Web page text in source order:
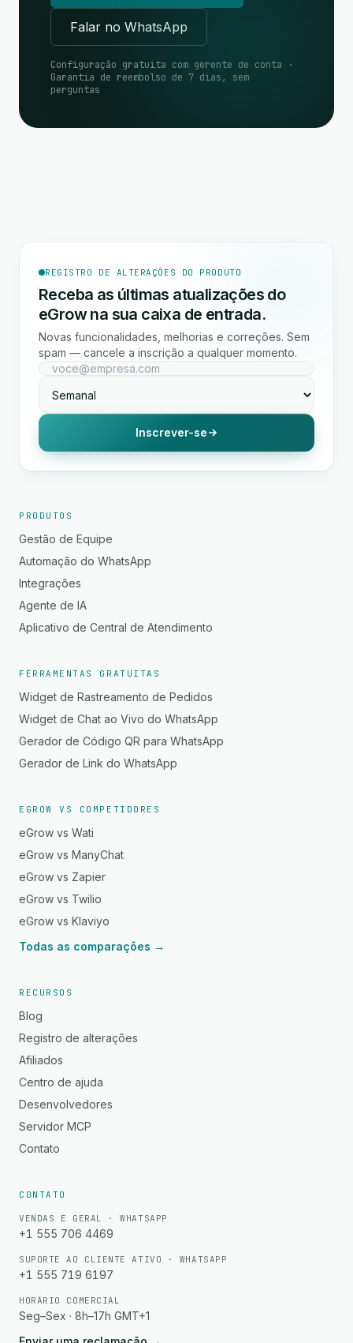
Falar no WhatsApp
Configuração gratuita com gerente de conta ·
Garantia de reembolso de 7 dias, sem
perguntas
REGISTRO DE ALTERAÇÕES DO PRODUTO
Receba as últimas atualizações do
eGrow na sua caixa de entrada.
Novas funcionalidades, melhorias e correções. Sem
spam — cancele a inscrição a qualquer momento.
Inscrever-se
PRODUTOS
Gestão de Equipe
Automação do WhatsApp
Integrações
Agente de IA
Aplicativo de Central de Atendimento
FERRAMENTAS GRATUITAS
Widget de Rastreamento de Pedidos
Widget de Chat ao Vivo do WhatsApp
Gerador de Código QR para WhatsApp
Gerador de Link do WhatsApp
EGROW VS COMPETIDORES
eGrow vs Wati
eGrow vs ManyChat
eGrow vs Zapier
eGrow vs Twilio
eGrow vs Klaviyo
Todas as comparações →
RECURSOS
Blog
Registro de alterações
Afiliados
Centro de ajuda
Desenvolvedores
Servidor MCP
Contato
CONTATO
VENDAS E GERAL · WHATSAPP
+1 555 706 4469
SUPORTE AO CLIENTE ATIVO · WHATSAPP
+1 555 719 6197
HORÁRIO COMERCIAL
Seg–Sex · 8h–17h GMT+1